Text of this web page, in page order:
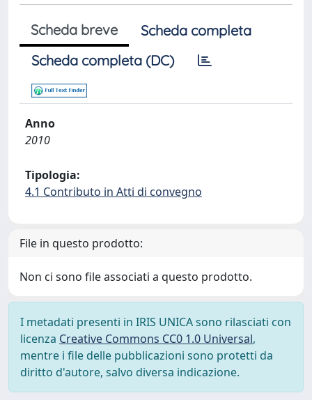
Scheda breve
Scheda completa
Scheda completa (DC)
Anno
2010
Tipologia:
4.1 Contributo in Atti di convegno
File in questo prodotto:
Non ci sono file associati a questo prodotto.
I metadati presenti in IRIS UNICA sono rilasciati con
licenza Creative Commons CC0 1.0 Universal,
mentre i file delle pubblicazioni sono protetti da
diritto d'autore, salvo diversa indicazione.